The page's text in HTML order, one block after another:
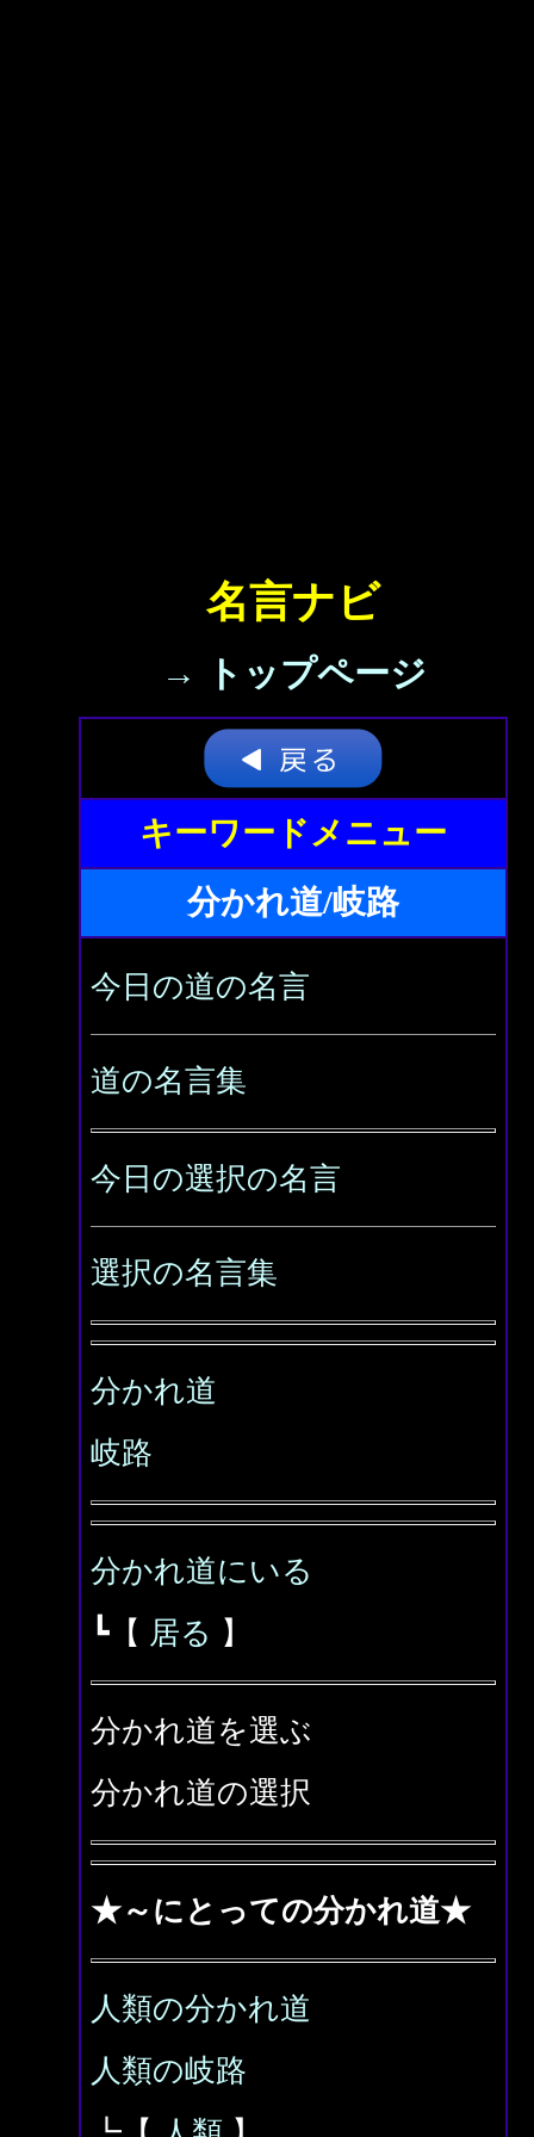
名言ナビ
→ トップページ
キーワードメニュー
分かれ道/岐路
今日の道の名言
道の名言集
今日の選択の名言
選択の名言集
分かれ道
岐路
分かれ道にいる
┗【 居る 】
分かれ道を選ぶ
分かれ道の選択
★～にとっての分かれ道★
人類の分かれ道
人類の岐路